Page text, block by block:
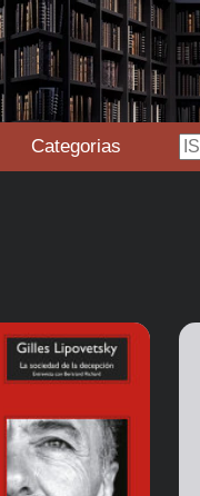
Categorias